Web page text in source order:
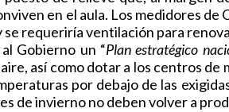
en el aula. Los medidores
se requeriría ventilación para
Gobierno un “Plan estratégico
así como dotar a los centros
por debajo de las
de invierno no deben volver a